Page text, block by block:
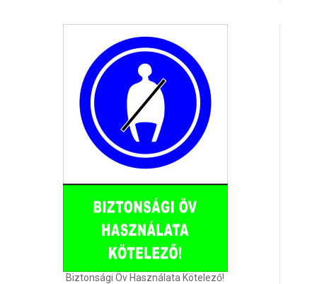
Biztonsági Öv Használata Kötelező!